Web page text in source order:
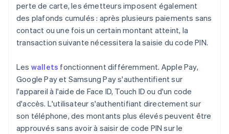
perte de carte, les émetteurs imposent également
des plafonds cumulés : après plusieurs paiements sans
contact ou une fois un certain montant atteint, la
transaction suivante nécessitera la saisie du code PIN.
Les wallets fonctionnent différemment. Apple Pay,
Google Pay et Samsung Pay s'authentifient sur
l'appareil à l'aide de Face ID, Touch ID ou d'un code
d'accès. L'utilisateur s'authentifiant directement sur
son téléphone, des montants plus élevés peuvent être
approuvés sans avoir à saisir de code PIN sur le